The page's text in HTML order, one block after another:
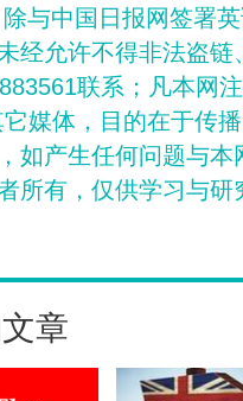
与中国日报网签署
经允许不得非法盗
联系；凡本网
媒体，目的在于传
如产生任何问题与
所有，仅供学习与
章